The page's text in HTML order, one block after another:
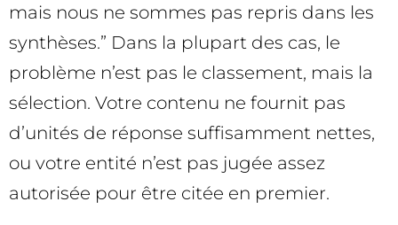
mais nous ne sommes pas repris dans les
synthèses.” Dans la plupart des cas, le
problème n’est pas le classement, mais la
sélection. Votre contenu ne fournit pas
d’unités de réponse suffisamment nettes,
ou votre entité n’est pas jugée assez
autorisée pour être citée en premier.